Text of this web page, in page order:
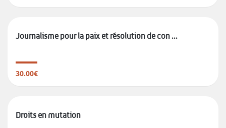
Journalisme pour la paix et résolution de con ...
30.00€
Droits en mutation